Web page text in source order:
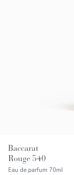
Baccarat
Rouge 540
Eau de parfum 70ml